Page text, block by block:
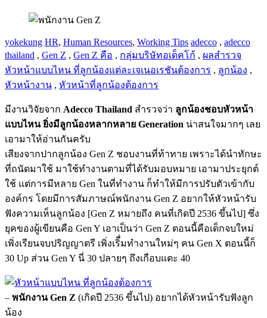
yokekung HR, Human Resources, Working Tips adecco , adecco
thailand , Gen Z , Gen Z คือ , กลุ่มบริษัทอเด็คโก้ , ผลสำรวจ
หัวหน้าแบบไหน ที่ลูกน้องแต่ละเจเนอเรชันต้องการ , ลูกน้อง ,
หัวหน้างาน , หัวหน้าที่ลูกน้องต้องการ
มีงานวิจัยจาก Adecco Thailand สำรวจว่า ลูกน้องชอบหัวหน้า
แบบไหน ยิ่งมีลูกน้องหลากหลาย Generation น่าสนใจมากๆ เลย
เอามาให้อ่านกันครับ
เสียงจากปากลูกน้อง Gen Z ชอบงานที่ท้าทาย เพราะได้นำทักษะ
ที่ถนัดมาใช้ มาใช้ทำงานตามที่ได้รับมอบหมาย เอามาประยุกต์
ใช้ แต่การมีหลาย Gen ในที่ทำงาน ก็ทำให้มีการปรับตัวเข้ากับ
องค์กร โดยมีการสัมภาษณ์พนักงาน Gen Z อยากให้หัวหน้ารับ
ฟังความเห็นลูกน้อง [Gen Z หมายถึง คนที่เกิดปี 2536 ขึ้นไป] ซึ่ง
ยุคของผู้เขียนคือ Gen Y เอาเป็นว่า Gen Z ตอนนี้คือเด็กจบใหม่
เพิ่งเรียนจบปริญญาตรี เพิ่งเริื่มทำงานใหม่ๆ คน Gen X ตอนนี้ก็
30 Up ส่วน Gen Y นี่ 30 ปลายๆ ถึงเกือบแตะ 40
– พนักงาน Gen Z (เกิดปี 2536 ขึ้นไป) อยากได้หัวหน้ารับฟังลูก
น้อง